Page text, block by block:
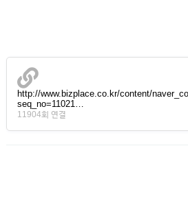
http://www.bizplace.co.kr/content/
seq_no=11021…
11904회 연결